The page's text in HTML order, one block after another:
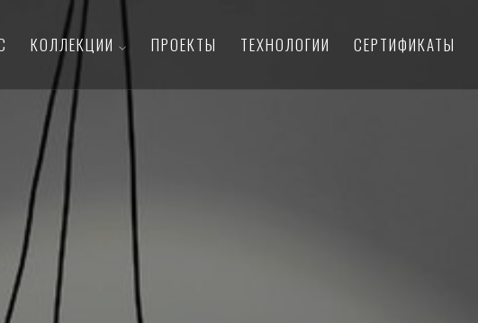
КОЛЛЕКЦИИ ПРОЕКТЫ ТЕХНОЛОГИИ СЕРТИФИКАТЫ